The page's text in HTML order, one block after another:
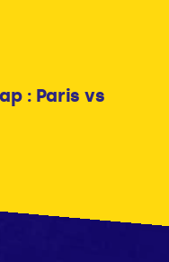
: Paris vs